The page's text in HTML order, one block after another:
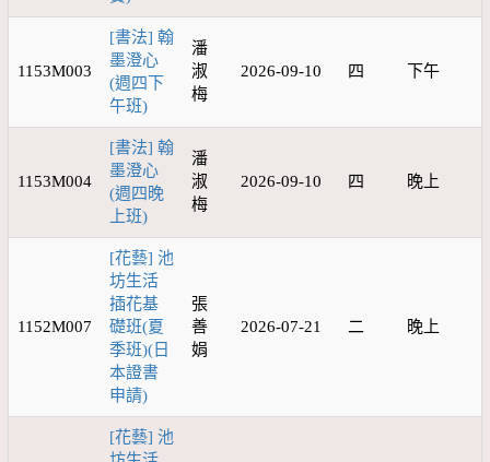
1153M003
[書法] 翰
墨澄心
(週四下
午班)
潘
淑
梅
2026-09-10 四 下午
1153M004
[書法] 翰
墨澄心
(週四晚
上班)
潘
淑
梅
2026-09-10 四 晚上
1152M007
[花藝] 池
坊生活
插花基
礎班(夏
季班)(日
本證書
申請)
張
善
娟
2026-07-21 二 晚上
[花藝] 池